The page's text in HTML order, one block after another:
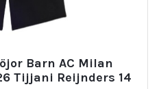
Barn AC Milan
Tijjani Reijnders 14